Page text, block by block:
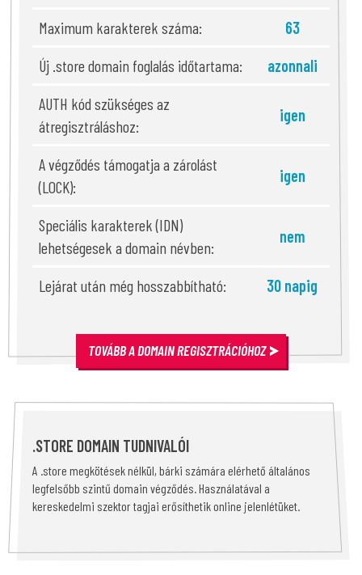
Maximum karakterek száma:
63
Új .store domain foglalás időtartama:
azonnali
AUTH kód szükséges az
átregisztráláshoz:
igen
A végződés támogatja a zárolást
(LOCK):
igen
Speciális karakterek (IDN)
lehetségesek a domain névben:
nem
Lejárat után még hosszabbítható: 30 napig
TOVÁBB A DOMAIN REGISZTRÁCIÓHOZ
.STORE DOMAIN TUDNIVALÓI
A .store megkötések nélkül, bárki számára elérhető általános
legfelsőbb szintű domain végződés. Használatával a
kereskedelmi szektor tagjai erősíthetik online jelenlétüket.